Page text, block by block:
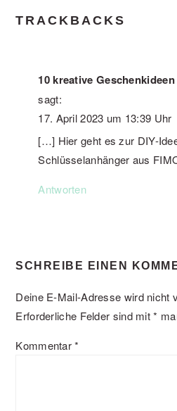
TRACKBACKS
10 kreative
sagt:
17. April 2023 um 13:39 Uhr
[…] Hier geht es zur DIY-
Schlüsselanhänger aus
Antworten
SCHREIBE EINEN
Deine E-Mail-Adresse wird nicht
Erforderliche Felder sind mit*
Kommentar*